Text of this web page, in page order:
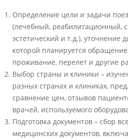
Определение цели и задачи
(лечебный, реабилитационный,
эстетический и т.д.), уточнение
которой планируется
проживание, перелет и другие
Выбор страны и клиники –
разных странах и клиниках,
сравнение цен, отзывов
врачей, используемого
Подготовка документов – сбор
медицинских документов,